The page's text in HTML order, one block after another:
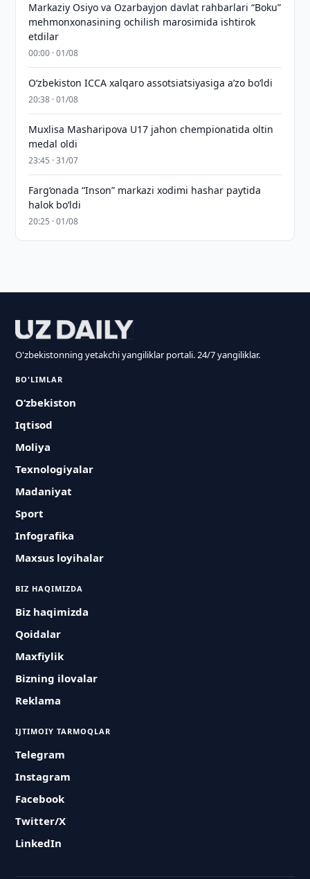
Markaziy Osiyo va Ozarbayjon davlat rahbarlari “Boku”
mehmonxonasining ochilish marosimida ishtirok
etdilar
00:00 · 01/08
O‘zbekiston ICCA xalqaro assotsiatsiyasiga aʼzo bo‘ldi
20:38 · 01/08
Muxlisa Masharipova U17 jahon chempionatida oltin
medal oldi
23:45 · 31/07
Farg‘onada “Inson” markazi xodimi hashar paytida
halok bo‘ldi
20:25 · 01/08
O'zbekistonning yetakchi yangiliklar portali. 24/7 yangiliklar.
BO'LIMLAR
O‘zbekiston
Iqtisod
Moliya
Texnologiyalar
Madaniyat
Sport
Infografika
Maxsus loyihalar
BIZ HAQIMIZDA
Biz haqimizda
Qoidalar
Maxfiylik
Bizning ilovalar
Reklama
IJTIMOIY TARMOQLAR
Telegram
Instagram
Facebook
Twitter/X
LinkedIn